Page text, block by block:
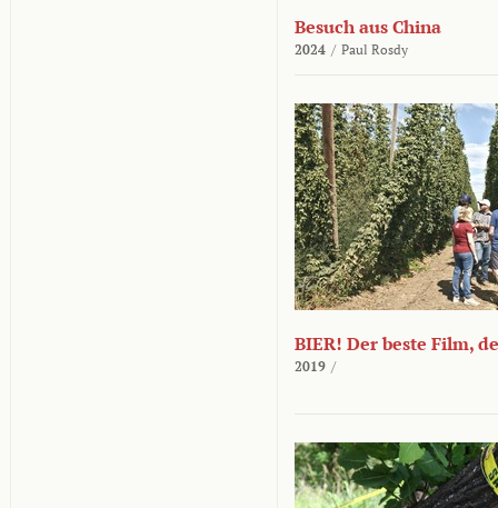
Besuch aus China
2024 / Paul Rosdy
BIER! Der beste Film,
2019 /